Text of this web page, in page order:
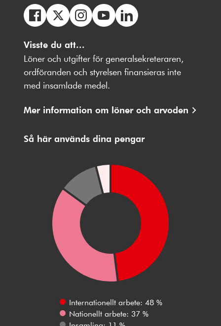
oss
på
Facebbok
oss
på
X
oss
på
Instagram
på
Youtube
på
LinkedIn
Visste du att...
Löner och utgifter för generalsekreteraren,
ordföranden och styrelsen finansieras inte
med insamlade medel.
Mer information om löner och arvoden
Så här används dina pengar
Internationellt arbete: 48 %
Nationellt arbete: 37 %